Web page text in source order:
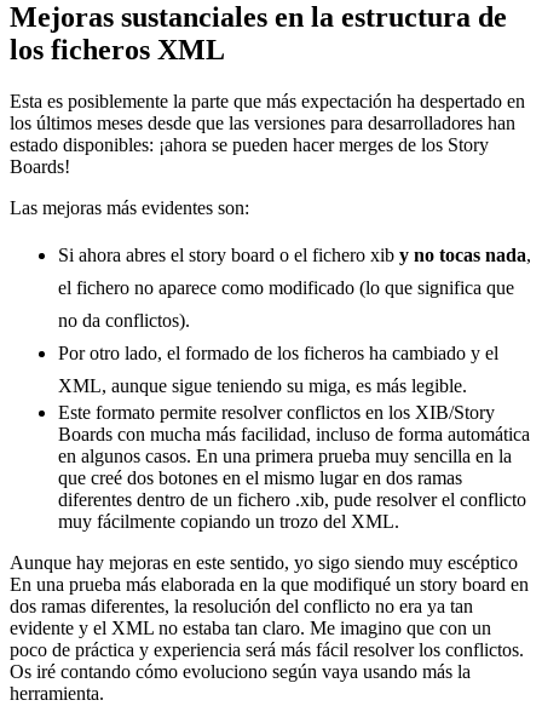
Mejoras sustanciales en la estructura de
los ficheros XML
Esta es posiblemente la parte que más expectación ha despertado en
los últimos meses desde que las versiones para desarrolladores han
estado disponibles: ¡ahora se pueden hacer merges de los Story
Boards!
Las mejoras más evidentes son:
Si ahora abres el story board o el fichero xib y no tocas nada,
el fichero no aparece como modificado (lo que significa que
no da conflictos).
Por otro lado, el formado de los ficheros ha cambiado y el
XML, aunque sigue teniendo su miga, es más legible.
Este formato permite resolver conflictos en los XIB/Story
Boards con mucha más facilidad, incluso de forma automática
en algunos casos. En una primera prueba muy sencilla en la
que creé dos botones en el mismo lugar en dos ramas
diferentes dentro de un fichero .xib, pude resolver el conflicto
muy fácilmente copiando un trozo del XML.
Aunque hay mejoras en este sentido, yo sigo siendo muy escéptico
En una prueba más elaborada en la que modifiqué un story board en
dos ramas diferentes, la resolución del conflicto no era ya tan
evidente y el XML no estaba tan claro. Me imagino que con un
poco de práctica y experiencia será más fácil resolver los conflictos.
Os iré contando cómo evoluciono según vaya usando más la
herramienta.